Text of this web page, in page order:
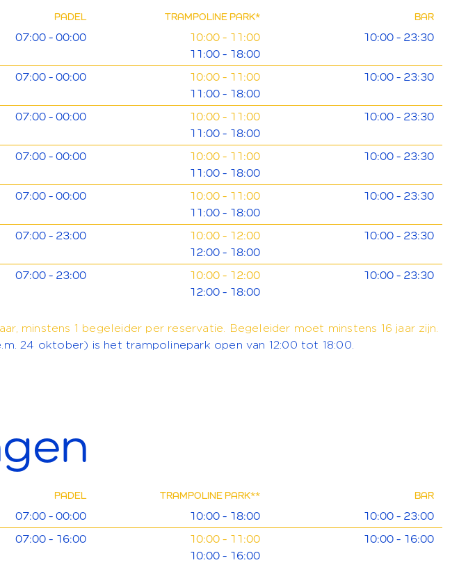
PADEL TRAMPOLINE PARK* BAR
07:00 - 00:00
10:00 - 11:00
11:00 - 18:00
10:00 - 23:30
07:00 - 00:00
10:00 - 11:00
11:00 - 18:00
10:00 - 23:30
07:00 - 00:00
10:00 - 11:00
11:00 - 18:00
10:00 - 23:30
07:00 - 00:00
10:00 - 11:00
11:00 - 18:00
10:00 - 23:30
07:00 - 00:00
10:00 - 11:00
11:00 - 18:00
10:00 - 23:30
07:00 - 23:00
10:00 - 12:00
12:00 - 18:00
10:00 - 23:30
07:00 - 23:00
10:00 - 12:00
12:00 - 18:00
10:00 - 23:30
minstens 1 begeleider per reservatie. Begeleider moet minstens 16 jaar zijn.
24 oktober) is het trampolinepark open van 12:00 tot 18:00.
PADEL TRAMPOLINE PARK** BAR
07:00 - 00:00 10:00 - 18:00
10:00 - 23:00
07:00 - 16:00
10:00 - 11:00
10:00 - 16:00
10:00 - 16:00